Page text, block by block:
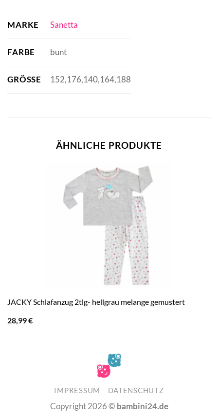
MARKE Sanetta
FARBE bunt
GRÖSSE 152,176,140,164,188
ÄHNLICHE PRODUKTE
JACKY Schlafanzug 2tlg- hellgrau melange gemustert
28,99€
IMPRESSUM DATENSCHUTZ
Copyright 2026 © bambini24.de